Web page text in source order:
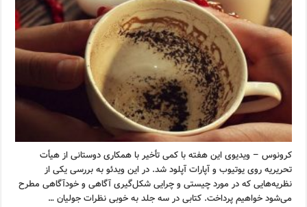
کرونوس – ویدیوی این هفته با کمی تأخیر با همکاری دوستانی از هیأت
تحریریه روی یوتیوب و آپارات آپلود شد. در این ویدئو به بررسی یکی از
نظریه‌هایی که در مورد چیستی و چرایی شکل‌گیری آگاهی و خودآگاهی مطرح
می‌شود خواهیم پرداخت. کتابی در سه جلد به خوبی نظرات جولیان …